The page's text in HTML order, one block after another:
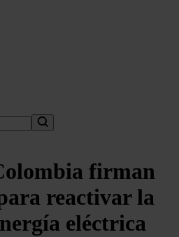
firman
reactivar la
eléctrica